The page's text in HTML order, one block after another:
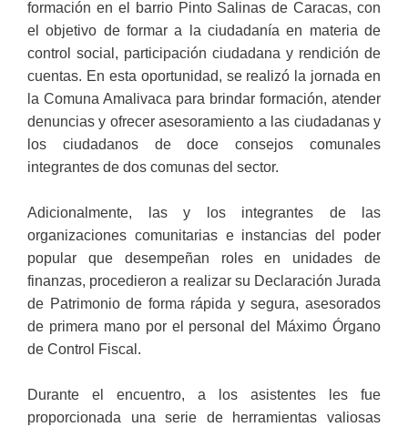
formación en el barrio Pinto Salinas de Caracas, con
el objetivo de formar a la ciudadanía en materia de
control social, participación ciudadana y rendición de
cuentas. En esta oportunidad, se realizó la jornada en
la Comuna Amalivaca para brindar formación, atender
denuncias y ofrecer asesoramiento a las ciudadanas y
los ciudadanos de doce consejos comunales
integrantes de dos comunas del sector.
Adicionalmente, las y los integrantes de las
organizaciones comunitarias e instancias del poder
popular que desempeñan roles en unidades de
finanzas, procedieron a realizar su Declaración Jurada
de Patrimonio de forma rápida y segura, asesorados
de primera mano por el personal del Máximo Órgano
de Control Fiscal.
Durante el encuentro, a los asistentes les fue
proporcionada una serie de herramientas valiosas